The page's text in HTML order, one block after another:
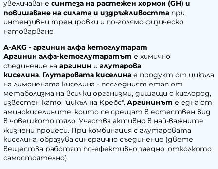
увеличаване синтеза на растежен хормон (GH) и
повишаване на силата и издръжливостта при
интензивни тренировки и по-голямо физическо
натоварване.
A-AKG - аргинин алфа кетоглутарат
Аргинин алфа-кетоглутаратът е химично
съединение на аргинин и глутарова
киселина. Глутаровата киселина е продукт от цикъла
на лимонената киселина - последният етап от
метаболизма на всички организми, дишащи с кислород,
известен като "цикъл на Кребс". Аргининът е една от
аминокиселините, които се срещат в естествен вид
в човешкото тяло. Участва активно в най-важните
жизнени процеси. При комбинация с глутаровата
киселина, образува синергично съединение (двете
вещества работят по-ефективно заедно, отколкото
самостоятелно).